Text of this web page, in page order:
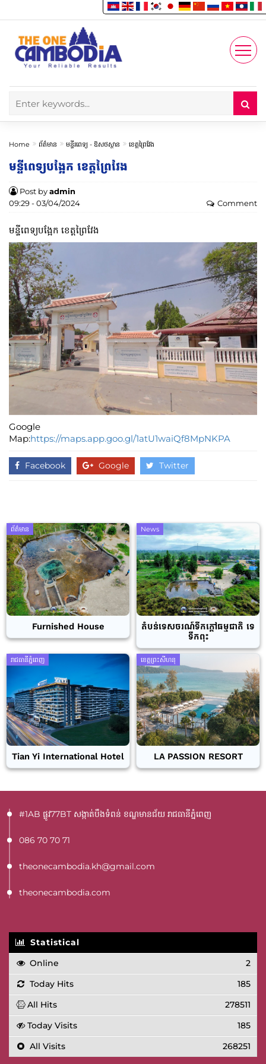
Account
Enjoy
Home ព័ត៌មាន មន្ទីរពេទ្យ -​ ឱសថស្ថាន ខេត្តព្រៃវែង
មន្ទីពេទ្យបង្អែក ខេត្តព្រៃវែង
Post byadmin
09:29 - 03/04/2024
Comment
មន្ទីពេទ្យបង្អែក ខេត្តព្រៃវែង
Google
Map:https://maps.app.goo.gl/1atU1waiQf8MpNKPA
Facebook Google Twitter
ព័ត៌មាន
Furnished House
News
តំបន់ទេសចរណ៍ទឹកក្តៅធម្មជាតិ ទេ
ទឹកពុះ
រាជធានីភ្នំពេញ
Tian Yi International Hotel
ខេត្តព្រះសីហនុ
LA PASSION RESORT
#1AB ផ្លូវ77BT​ សង្កាត់បឹងទំពន់ ខណ្ឌមានជ័យ រាជធានីភ្នំពេញ
086 70 70 71
theonecambodia.kh@gmail.com
theonecambodia.com
Statistical
Online
2
Today Hits
185
All Hits
278511
Today Visits
185
All Visits
268251